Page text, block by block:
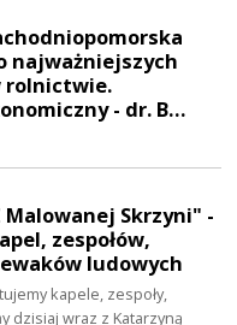
najważniejszych
rolnictwie.
- dr. B…
Malowanej Skrzyni" -
zespołów,
ludowych
kapele, zespoły,
dzisiaj wraz z Katarzyną